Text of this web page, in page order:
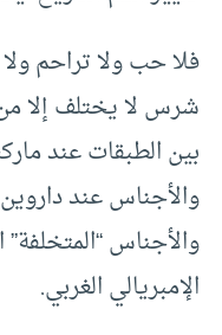
فلا حب ولا تراحم
شرس لا يختلف إلا
بين الطبقات عند
والأجناس عند
والأجناس
الإمبريالي الغربي.